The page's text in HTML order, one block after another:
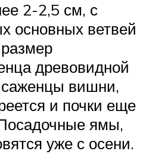
2-2,5 см, с
основных ветвей
древовидной
вишни,
и почки еще
ямы,
уже с осени.